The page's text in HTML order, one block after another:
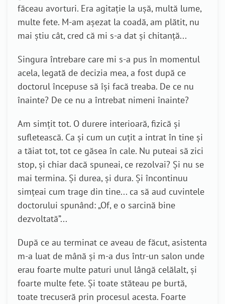
făceau avorturi. Era agitație la ușă, multă lume,
multe fete. M-am așezat la coadă, am plătit, nu
mai știu cât, cred că mi s-a dat și chitanță...
Singura întrebare care mi s-a pus în momentul
acela, legată de decizia mea, a fost după ce
doctorul începuse să își facă treaba. De ce nu
înainte? De ce nu a întrebat nimeni înainte?
Am simțit tot. O durere interioară, fizică și
sufletească. Ca și cum un cuțit a intrat în tine și
a tăiat tot, tot ce găsea în cale. Nu puteai să zici
stop, și chiar dacă spuneai, ce rezolvai? Și nu se
mai termina. Și durea, și dura. Și încontinuu
simțeai cum trage din tine... ca să aud cuvintele
doctorului spunând: „Of, e o sarcină bine
dezvoltată”...
După ce au terminat ce aveau de făcut, asistenta
m-a luat de mână și m-a dus într-un salon unde
erau foarte multe paturi unul lângă celălalt, și
foarte multe fete. Și toate stăteau pe burtă,
toate trecuseră prin procesul acesta. Foarte